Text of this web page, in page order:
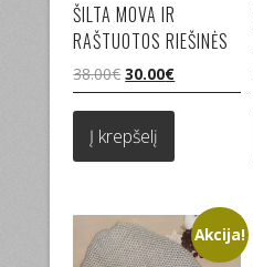
ŠILTA MOVA IR
RAŠTUOTOS RIEŠINĖS
38.00€Original
price
was:
38.00€.
30.00€Current
price
is:
Į krepšelį
Akcija!